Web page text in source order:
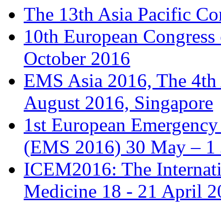
The 13th Asia Pacific
10th European
October 2016
EMS Asia 2016, The
August 2016, Singapore
1st European
(EMS 2016) 30 May – 1
ICEM2016: The
Medicine 18 - 21 April